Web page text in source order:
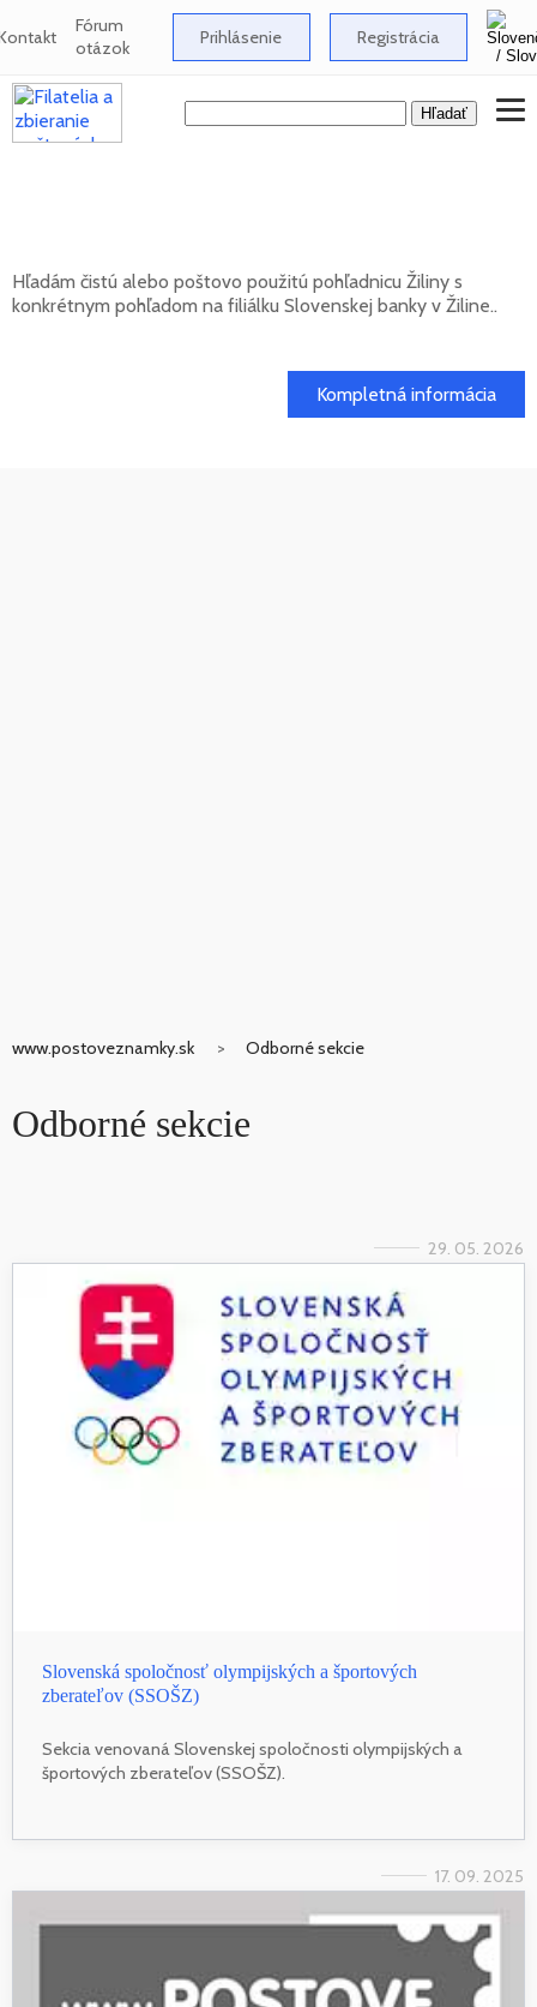
Fórum
otázok Prihlásenie Registrácia
Hľadám čistú alebo poštovo použitú pohľadnicu Žiliny s
konkrétnym pohľadom na filiálku Slovenskej banky v Žiline..
Kompletná informácia
www.postoveznamky.sk Odborné sekcie
Odborné sekcie
29. 05. 2026
Slovenská spoločnosť olympijských a športových
zberateľov (SSOŠZ)
Sekcia venovaná Slovenskej spoločnosti olympijských a
športových zberateľov (SSOŠZ).
17. 09. 2025